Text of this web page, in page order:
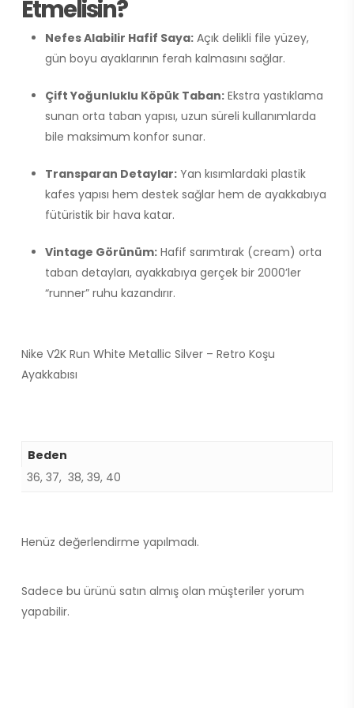
Etmelisin?
Nefes Alabilir Hafif Saya:Açık delikli file yüzey,
gün boyu ayaklarının ferah kalmasını sağlar.
Çift Yoğunluklu Köpük Taban:Ekstra yastıklama
sunan orta taban yapısı, uzun süreli kullanımlarda
bile maksimum konfor sunar.
Transparan Detaylar:Yan kısımlardaki plastik
kafes yapısı hem destek sağlar hem de ayakkabıya
fütüristik bir hava katar.
Vintage Görünüm:Hafif sarımtırak (cream) orta
taban detayları, ayakkabıya gerçek bir 2000’ler
“runner” ruhu kazandırır.
Nike V2K Run White Metallic Silver – Retro Koşu
Ayakkabısı
Beden
36, 37, 38, 39, 40
Henüz değerlendirme yapılmadı.
Sadece bu ürünü satın almış olan müşteriler yorum
yapabilir.